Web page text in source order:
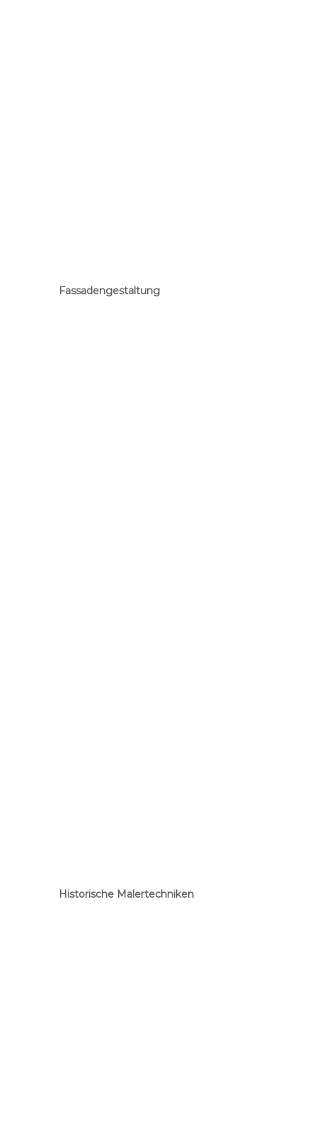
Fassadengestaltung
Historische Malertechniken